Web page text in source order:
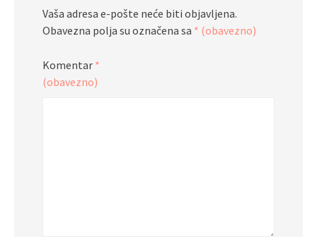
Vaša adresa e-pošte neće biti objavljena.
Obavezna polja su označena sa * (obavezno)
Komentar *
(obavezno)